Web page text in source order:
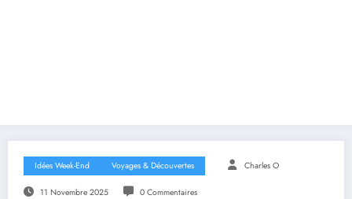
Idées Week-End Voyages & Découvertes Charles O
11 Novembre 2025 0 Commentaires